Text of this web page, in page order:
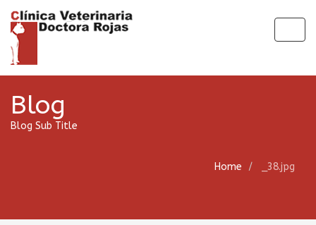
Blog
Blog Sub Title
Home _38.jpg